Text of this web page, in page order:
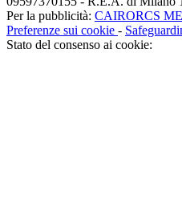
Per la pubblicità: CAIRORCS
Preferenze sui cookie -
Stato del consenso ai cookie: